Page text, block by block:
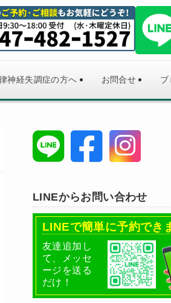
神経失調症の方へ お問合せ ブ
LINEからお問い合わせ
LINEで簡単に予約でき
友達追加し
て、メッセ
ージを送る
だけ！